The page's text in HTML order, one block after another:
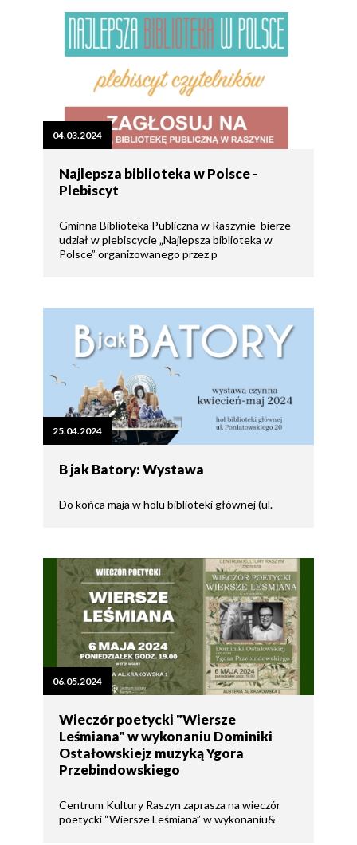
04.03.2024
Najlepsza biblioteka w Polsce -
Plebiscyt
Gminna Biblioteka Publiczna w Raszynie bierze
udział w plebiscycie „Najlepsza biblioteka w
Polsce” organizowanego przez p
25.04.2024
B jak Batory: Wystawa
Do końca maja w holu biblioteki głównej (ul.
06.05.2024
Wieczór poetycki "Wiersze
Leśmiana" w wykonaniu Dominiki
Ostałowskiejz muzyką Ygora
Przebindowskiego
Centrum Kultury Raszyn zaprasza na wieczór
poetycki “Wiersze Leśmiana” w wykonaniu&